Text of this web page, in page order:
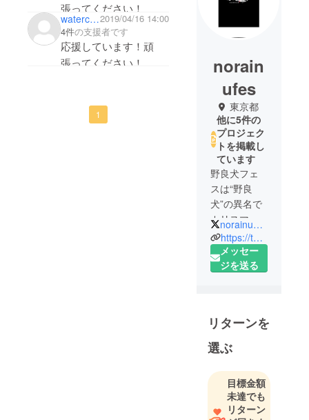
張ってください！
waterchateau2019/04/16 14:00
4件の支援者です
応援しています！頑
張ってください！
1
norain
ufes
東京都
他に5件の
プロジェク
トを掲載し
ています
野良犬フェ
スは“野良
犬”の異名で
カリスマと
なった、元
世界チャン
ピオンで
デュースす
る「世界の
立ち格闘技
の祭典」で
す。「キッ
クボクシン
グのベルト
norainu_fes
https://twitter.com/norainu_fes
メッセー
ジを送る
リターンを
選ぶ
目標金額
未達でも
リターン